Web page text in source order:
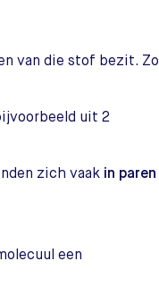
van die stof bezit. Zo
uit 2
zich vaak in paren
een